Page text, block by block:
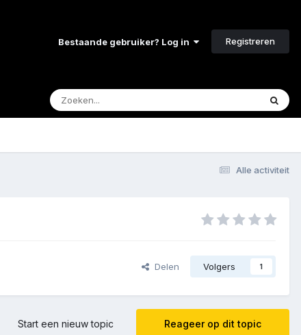
Bestaande gebruiker? Log in Registreren
Alle activiteit
Delen Volgers 1
Reageer op dit topic
Start een nieuw topic